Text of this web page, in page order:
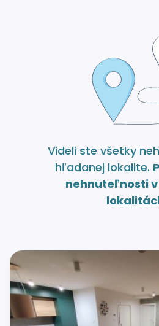
Videli ste všetky
hľadanej lokalite.
nehnuteľnosti